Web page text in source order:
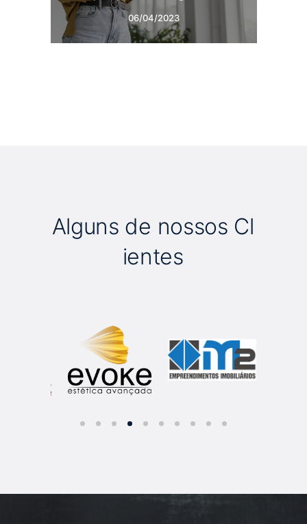
06/04/2023
Alguns de nossos Cl
ientes